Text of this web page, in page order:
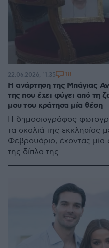
Η ανάρτηση της Μπάγιας
της που έχει φύγει από τη
μου του κράτησα μία θέση
Η δημοσιογράφος
τα σκαλιά της εκκλησίας
Φεβρουάριο, έχοντας
της δίπλα της
22.06.2026, 11:35 18